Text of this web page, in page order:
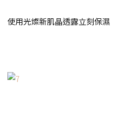
使用光燦新肌晶透露立刻保濕